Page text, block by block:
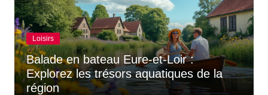
Loisirs
Balade en bateau Eure-et-Loir :
Explorez les trésors aquatiques de la
région